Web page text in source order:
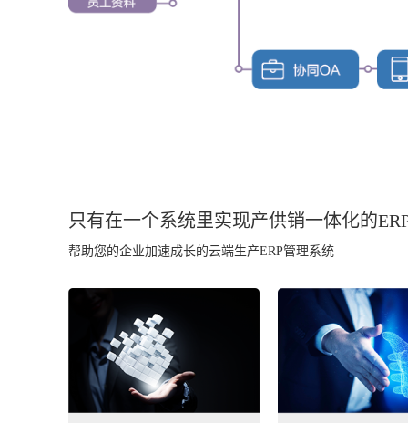
只有在一个系统里实现产供销一体化的
帮助您的企业加速成长的云端生产ERP管理系统